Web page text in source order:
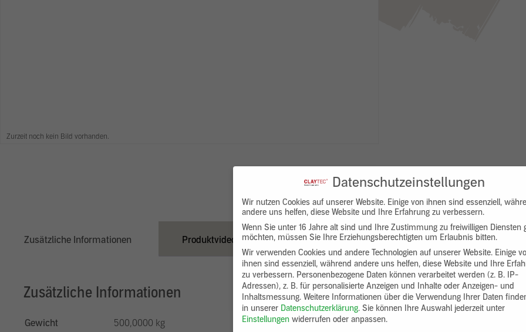
Zurzeit noch kein Bild vorhanden.
Zusätzliche Informationen Produktvideo Downloads Produktbeschreibung
Zusätzliche Informationen
Gewicht
500,0000 kg
Datenschutzeinstellungen
Wir nutzen Cookies auf unserer Website. Einige von ihnen sind essenziell,
andere uns helfen, diese Website und Ihre Erfahrung zu verbessern.
Wenn Sie unter 16 Jahre alt sind und Ihre Zustimmung zu freiwilligen Diensten
möchten, müssen Sie Ihre Erziehungsberechtigten um Erlaubnis bitten.
Wir verwenden Cookies und andere Technologien auf unserer Website. Einige
ihnen sind essenziell, während andere uns helfen, diese Website und Ihre
zu verbessern. Personenbezogene Daten können verarbeitet werden (z. B. IP-
Adressen), z. B. für personalisierte Anzeigen und Inhalte oder Anzeigen- und
Inhaltsmessung. Weitere Informationen über die Verwendung Ihrer Daten
in unserer Datenschutzerklärung. Sie können Ihre Auswahl jederzeit unter
Einstellungen widerrufen oder anpassen.